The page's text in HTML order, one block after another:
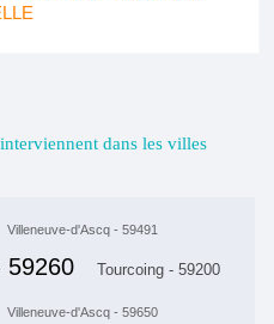
dans les villes
Villeneuve-d'Ascq - 59491
59260 Tourcoing - 59200
Villeneuve-d'Ascq - 59650